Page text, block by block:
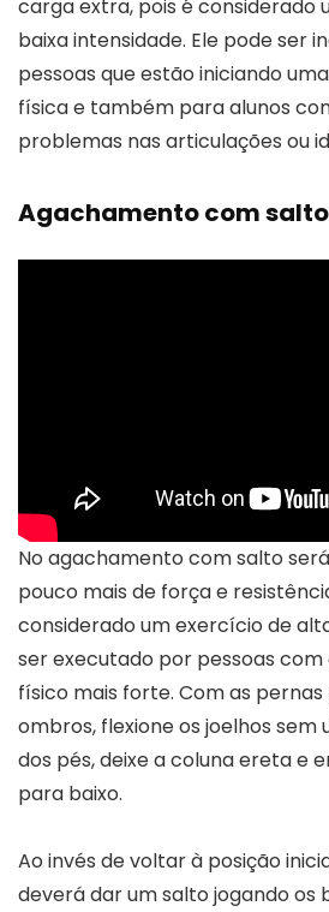
carga extra, pois é considerado
baixa intensidade. Ele pode ser
pessoas que estão iniciando
física e também para alunos
problemas nas articulações ou
Agachamento com salto
No agachamento com salto
pouco mais de força e
considerado um exercício de
ser executado por pessoas
físico mais forte. Com as
ombros, flexione os joelhos
dos pés, deixe a coluna ereta e
para baixo.
Ao invés de voltar à posição
deverá dar um salto jogando os